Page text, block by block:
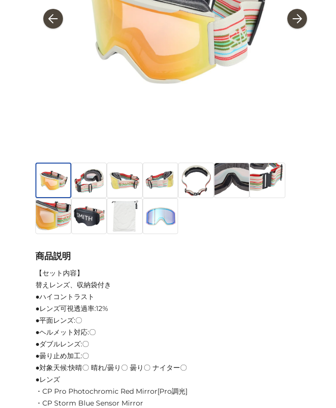
商品説明
【セット内容】
替えレンズ、収納袋付き
●ハイコントラスト
●レンズ可視透過率:12%
●平面レンズ:〇
●ヘルメット対応:〇
●ダブルレンズ:〇
●曇り止め加工:〇
●対象天候:快晴〇 晴れ/曇り〇 曇り〇 ナイター〇
●レンズ
・CP Pro Photochromic Red Mirror[Pro調光]
・CP Storm Blue Sensor Mirror